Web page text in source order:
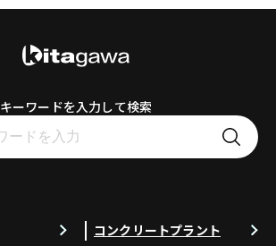
キーワードを入力して検索
コンクリートプラント